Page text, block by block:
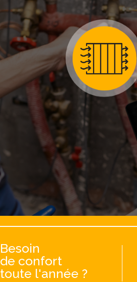
Besoin
de confort
toute l'année ?